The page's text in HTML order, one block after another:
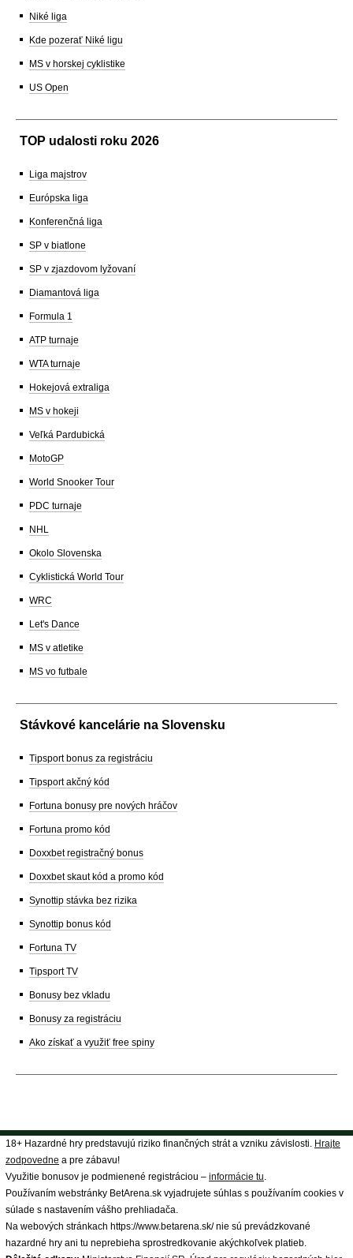
Niké liga
Kde pozerať Niké ligu
MS v horskej cyklistike
US Open
TOP udalosti roku 2026
Liga majstrov
Európska liga
Konferenčná liga
SP v biatlone
SP v zjazdovom lyžovaní
Diamantová liga
Formula 1
ATP turnaje
WTA turnaje
Hokejová extraliga
MS v hokeji
Veľká Pardubická
MotoGP
World Snooker Tour
PDC turnaje
NHL
Okolo Slovenska
Cyklistická World Tour
WRC
Let's Dance
MS v atletike
MS vo futbale
Stávkové kancelárie na Slovensku
Tipsport bonus za registráciu
Tipsport akčný kód
Fortuna bonusy pre nových hráčov
Fortuna promo kód
Doxxbet registračný bonus
Doxxbet skaut kód a promo kód
Synottip stávka bez rizika
Synottip bonus kód
Fortuna TV
Tipsport TV
Bonusy bez vkladu
Bonusy za registráciu
Ako získať a využiť free spiny
18+ Hazardné hry predstavujú riziko finančných strát a vzniku závislosti. Hrajte
zodpovedne a pre zábavu!
Využitie bonusov je podmienené registráciou – informácie tu.
Používaním webstránky BetArena.sk vyjadrujete súhlas s používaním cookies v
súlade s nastavením vášho prehliadača.
Na webových stránkach https://www.betarena.sk/ nie sú prevádzkované
hazardné hry ani tu neprebieha sprostredkovanie akýchkoľvek platieb.